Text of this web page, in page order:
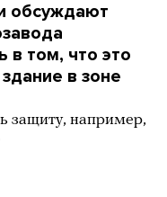
обсуждают
в том, что это
в зоне
защиту, например,